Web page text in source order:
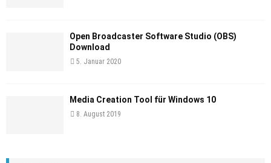
Open Broadcaster Software Studio (OBS)
Download
5. Januar 2020
Media Creation Tool für Windows 10
8. August 2019